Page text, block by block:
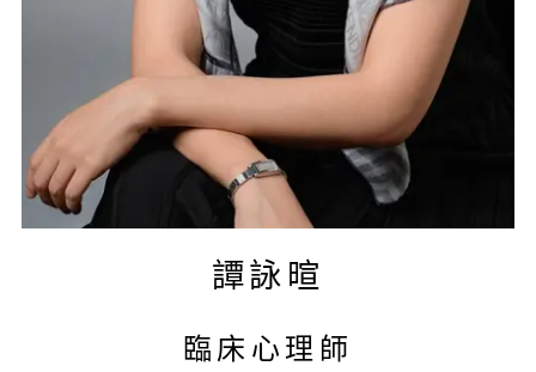
譚詠暄
臨床心理師